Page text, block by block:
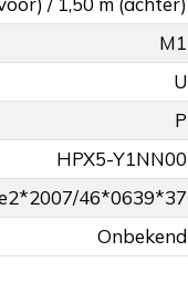
M1
U
P
HPX5-Y1NN00
46*0639*37
Onbekend